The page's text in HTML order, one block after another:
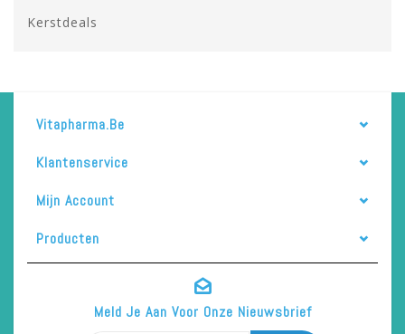
Kerstdeals
Vitapharma.be
Klantenservice
Mijn Account
Producten
Meld Je Aan Voor Onze Nieuwsbrief